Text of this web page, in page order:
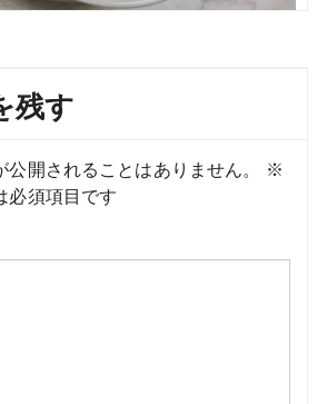
残す
開されることはありません。
※
必須項目です